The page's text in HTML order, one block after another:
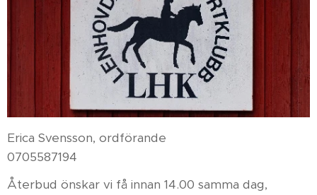
Erica Svensson, ordförande
0705587194
Återbud önskar vi få innan 14.00 samma dag,